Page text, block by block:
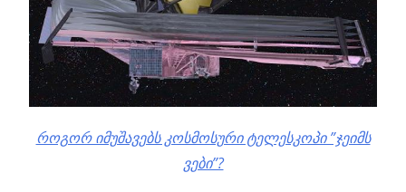
როგორ იმუშავებს კოსმოსური ტელესკოპი ”ჯეიმს
ვები”?